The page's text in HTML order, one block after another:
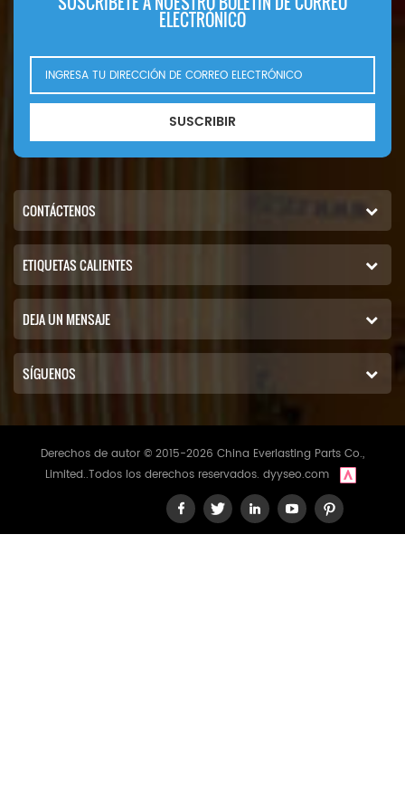
ELECTRÓNICO
SUSCRIBIR
CONTÁCTENOS
ETIQUETAS CALIENTES
DEJA UN MENSAJE
SÍGUENOS
Derechos de autor © 2015-2026 China Everlasting Parts Co.,
Limited..Todos los derechos reservados. dyyseo.com